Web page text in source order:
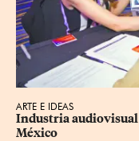
ARTE E IDEAS
Industria audiovisual
México